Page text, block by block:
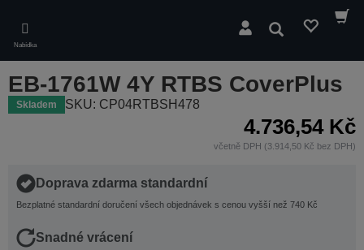
main
content
Nabídka
Hledat
EB-1761W 4Y RTBS CoverPlus
Skladem SKU: CP04RTBSH478
4.736,54 Kč
včetně DPH (3.914,50 Kč bez DPH)
Doprava zdarma standardní
Bezplatné standardní doručení všech objednávek s cenou vyšší než 740 Kč
Snadné vrácení